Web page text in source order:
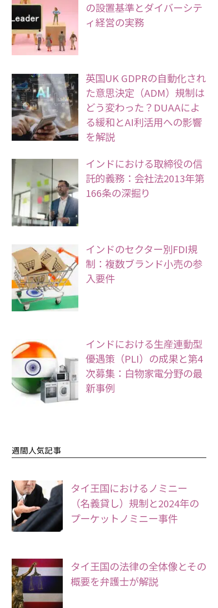
の設置基準とダイバーシテ
ィ経営の実務
英国UK GDPRの自動化され
た意思決定（ADM）規制は
どう変わった？DUAAによ
る緩和とAI利活用への影響
を解説
インドにおける取締役の信
託的義務：会社法2013年第
166条の深掘り
インドのセクター別FDI規
制：複数ブランド小売の参
入要件
インドにおける生産連動型
優遇策（PLI）の成果と第4
次募集：白物家電分野の最
新事例
週間人気記事
タイ王国におけるノミニー
（名義貸し）規制と2024年の
プーケットノミニー事件
タイ王国の法律の全体像とその
概要を弁護士が解説